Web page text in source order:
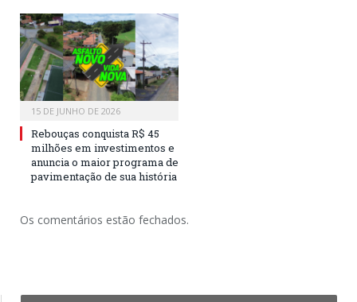
15 DE JUNHO DE 2026
Rebouças conquista R$ 45
milhões em investimentos e
anuncia o maior programa de
pavimentação de sua história
Os comentários estão fechados.